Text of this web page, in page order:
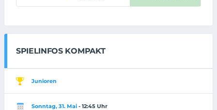
SPIELINFOS KOMPAKT
Junioren
Sonntag, 31. Mai - 12:45 Uhr